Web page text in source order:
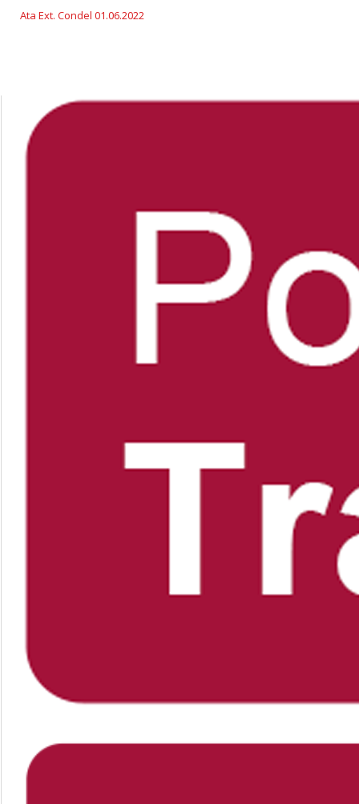
Ata Ext. Condel 01.06.2022